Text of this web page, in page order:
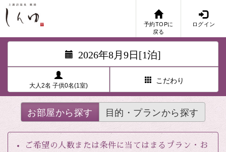
予約TOPに
戻る
ログイン
2026年8月9日[1泊]
大人2名 子供0名(1室)
こだわり
お部屋から探す 目的・プランから探す
ご希望の人数または条件に当てはまるプラン・お